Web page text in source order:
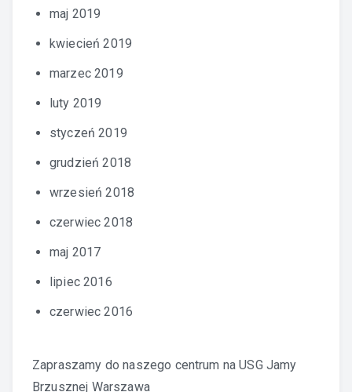
maj 2019
kwiecień 2019
marzec 2019
luty 2019
styczeń 2019
grudzień 2018
wrzesień 2018
czerwiec 2018
maj 2017
lipiec 2016
czerwiec 2016
Zapraszamy do naszego centrum naUSG Jamy
Brzusznej Warszawa